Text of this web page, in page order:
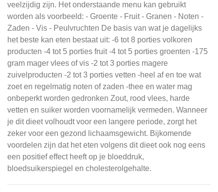
veelzijdig zijn. Het onderstaande menu kan gebruikt
worden als voorbeeld: - Groente - Fruit - Granen - Noten -
Zaden - Vis - Peulvruchten De basis van wat je dagelijks
het beste kan eten bestaat uit: -6 tot 8 porties volkoren
producten -4 tot 5 porties fruit -4 tot 5 porties groenten -175
gram mager vlees of vis -2 tot 3 porties magere
zuivelproducten -2 tot 3 porties vetten -heel af en toe wat
zoet en regelmatig noten of zaden -thee en water mag
onbeperkt worden gedronken Zout, rood vlees, harde
vetten en suiker worden voornamelijk vermeden. Wanneer
je dit dieet volhoudt voor een langere periode, zorgt het
zeker voor een gezond lichaamsgewicht. Bijkomende
voordelen zijn dat het eten volgens dit dieet ook nog eens
een positief effect heeft op je bloeddruk,
bloedsuikerspiegel en cholesterolgehalte.